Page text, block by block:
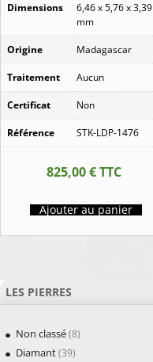
Dimensions
6,46 x 5,76 x 3,39
mm
Origine Madagascar
Traitement Aucun
Certificat Non
Référence STK-LDP-1476
825,00€TTC
Ajouter au panier
LES PIERRES
Non classé(8)
Diamant(39)